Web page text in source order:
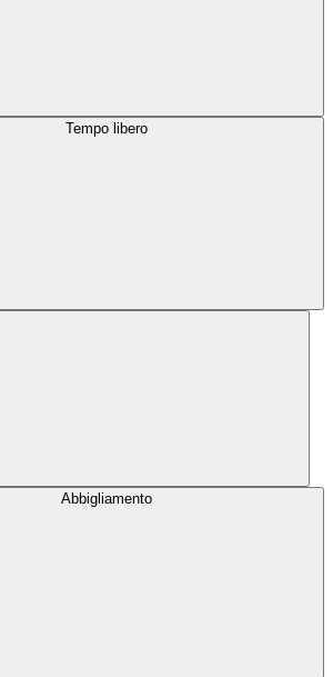
Tempo libero
Abbigliamento